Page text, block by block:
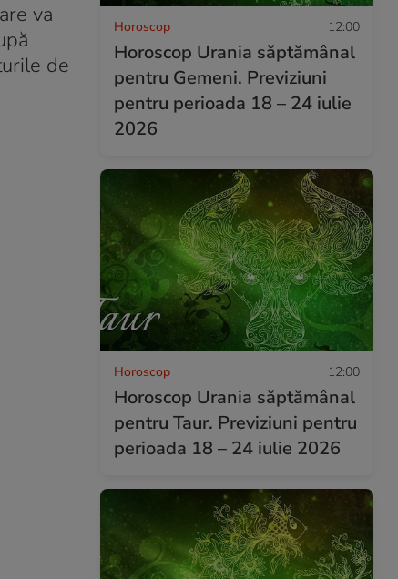
va
de
Horoscop 12:00
Horoscop Urania săptămânal
pentru Gemeni. Previziuni
pentru perioada 18 – 24 iulie
2026
Horoscop 12:00
Horoscop Urania săptămânal
pentru Taur. Previziuni pentru
perioada 18 – 24 iulie 2026